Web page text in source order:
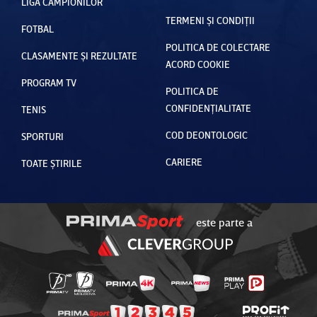
FOTBAL
CLASAMENTE ȘI REZULTATE
PROGRAM TV
TENIS
SPORTURI
TOATE ȘTIRILE
TERMENI ȘI CONDIȚII
POLITICA DE COLECTARE
ACORD COOKIE
POLITICA DE
CONFIDENȚIALITATE
COD DEONTOLOGIC
CARIERE
este parte a